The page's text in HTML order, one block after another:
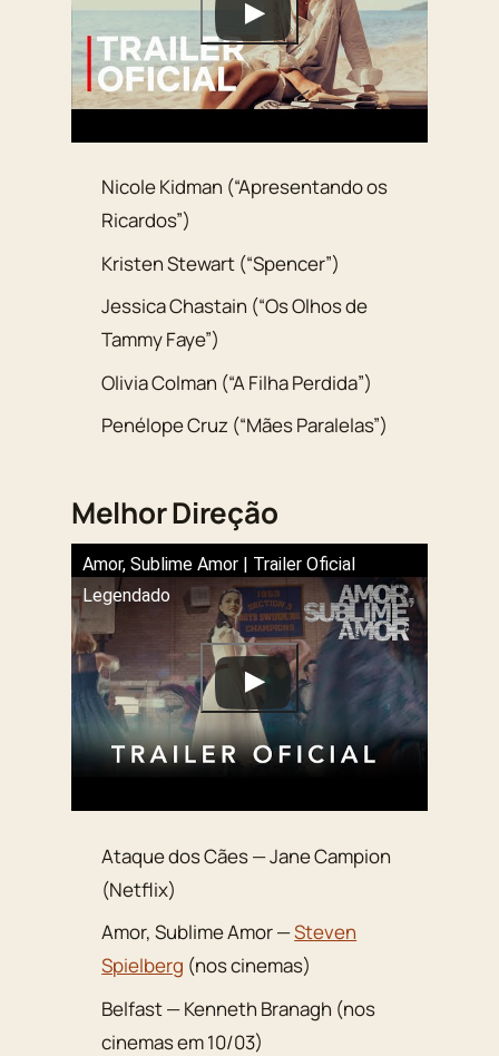
Nicole Kidman (“Apresentando os
Ricardos”)
Kristen Stewart (“Spencer”)
Jessica Chastain (“Os Olhos de
Tammy Faye”)
Olivia Colman (“A Filha Perdida”)
Penélope Cruz (“Mães Paralelas”)
Melhor Direção
Amor, Sublime Amor | Trailer Oficial
Legendado
Ataque dos Cães — Jane Campion
(Netflix)
Amor, Sublime Amor —Steven
Spielberg (nos cinemas)
Belfast — Kenneth Branagh (nos
cinemas em 10/03)